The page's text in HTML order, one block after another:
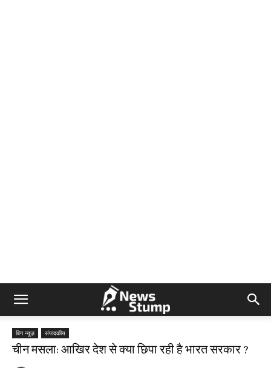
बिग न्यूज़ संपादकीय
चीन मसला: आखिर देश से क्या छिपा रही है भारत सरकार ?